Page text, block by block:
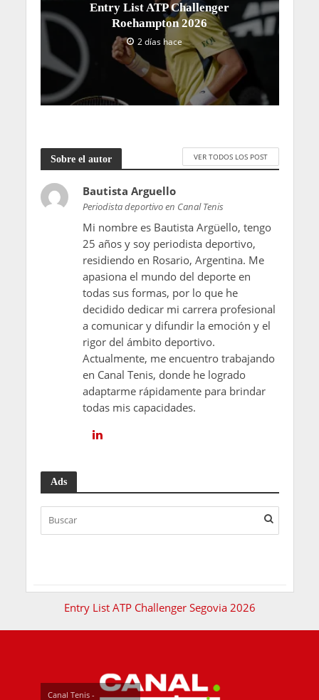
Entry List ATP Challenger
Roehampton 2026
2 días hace
Sobre el autor VER TODOS LOS POST
Bautista Arguello
Periodista deportivo en Canal Tenis
Mi nombre es Bautista Argüello, tengo
25 años y soy periodista deportivo,
residiendo en Rosario, Argentina. Me
apasiona el mundo del deporte en
todas sus formas, por lo que he
decidido dedicar mi carrera profesional
a comunicar y difundir la emoción y el
rigor del ámbito deportivo.
Actualmente, me encuentro trabajando
en Canal Tenis, donde he logrado
adaptarme rápidamente para brindar
todas mis capacidades.
Ads
Entry List ATP Challenger Segovia 2026
Canal Tenis -